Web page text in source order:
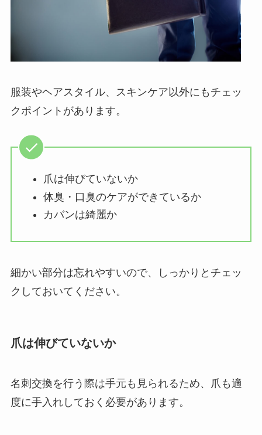
服装やヘアスタイル、スキンケア以外にもチェッ
クポイントがあります。
爪は伸びていないか
体臭・口臭のケアができているか
カバンは綺麗か
細かい部分は忘れやすいので、しっかりとチェッ
クしておいてください。
爪は伸びていないか
名刺交換を行う際は手元も見られるため、爪も適
度に手入れしておく必要があります。